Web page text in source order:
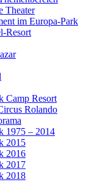
Theater
im Europa-Park
Resort
Camp Resort
Rolando
1975 – 2014
2015
2016
2017
2018